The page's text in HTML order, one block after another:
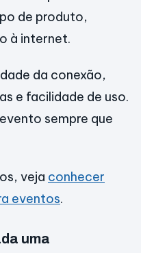
de produto,
à internet.
da conexão,
e facilidade de uso.
sempre que
veja conhecer
eventos.
uma